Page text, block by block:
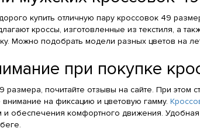
купить отличную пару кроссовок 49
кроссы, изготовленные из текстиля, а
Можно подобрать модели разных цветов на
при покупке
почитайте отзывы на сайте. При этом
на фиксацию и цветовую гамму.
и обеспечения комфортного движения.